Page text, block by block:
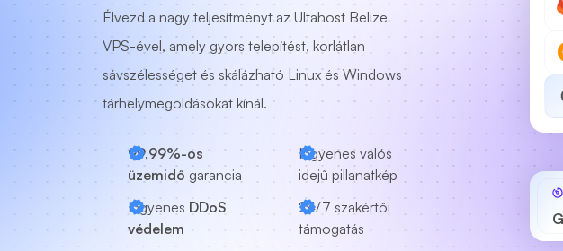
Élvezd a nagy teljesítményt az Ultahost Belize
VPS-ével, amely gyors telepítést, korlátlan
sávszélességet és skálázható Linux és Windows
tárhelymegoldásokat kínál.
99,99%-os
üzemidő garancia
Ingyenes valós
idejű pillanatkép
Ingyenes DDoS
védelem
24/7 szakértői
támogatás